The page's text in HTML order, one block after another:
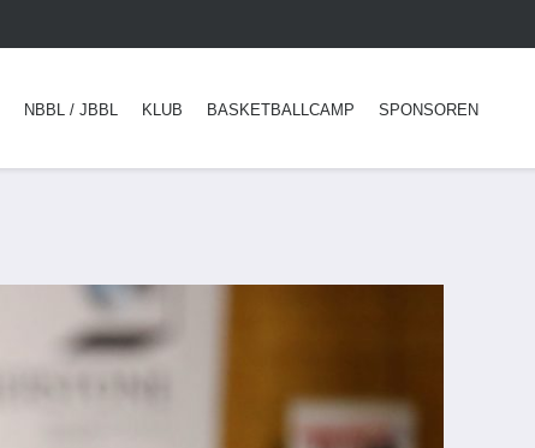
NBBL / JBBL KLUB BASKETBALLCAMP SPONSOREN